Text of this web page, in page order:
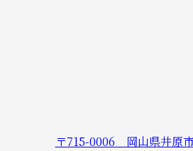
〒715-0006 岡山県井原